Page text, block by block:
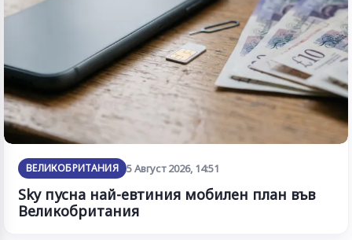
ВЕЛИКОБРИТАНИЯ 5 Август 2026, 14:51
Sky пусна най-евтиния мобилен план във
Великобритания